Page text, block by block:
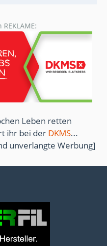
Leben retten
ihr bei der DKMS...
unverlangte Werbung]